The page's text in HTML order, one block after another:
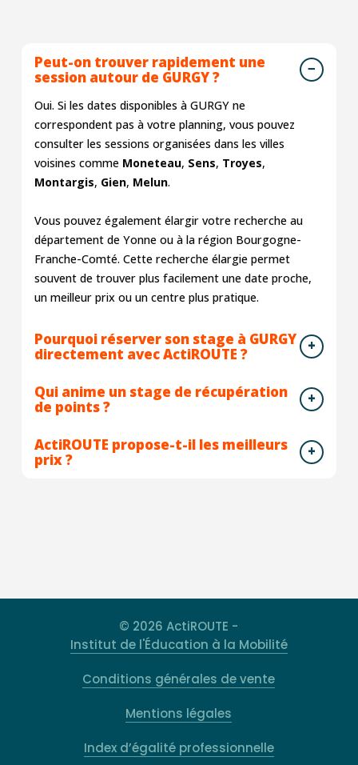
Peut-on trouver rapidement une
session autour de GURGY ?
Oui. Si les dates disponibles à GURGY ne
correspondent pas à votre planning, vous pouvez
consulter les sessions organisées dans les villes
voisines comme Moneteau, Sens, Troyes,
Montargis, Gien, Melun.
Vous pouvez également élargir votre recherche au
département de Yonne ou à la région Bourgogne-
Franche-Comté. Cette recherche élargie permet
souvent de trouver plus facilement une date proche,
un meilleur prix ou un centre plus pratique.
Pourquoi réserver son stage à GURGY
directement avec ActiROUTE ?
Qui anime un stage de récupération
de points ?
ActiROUTE propose-t-il les meilleurs
prix ?
© 2026 ActiROUTE -
Institut de l'Éducation à la Mobilité
Conditions générales de vente
Mentions légales
Index d’égalité professionnelle